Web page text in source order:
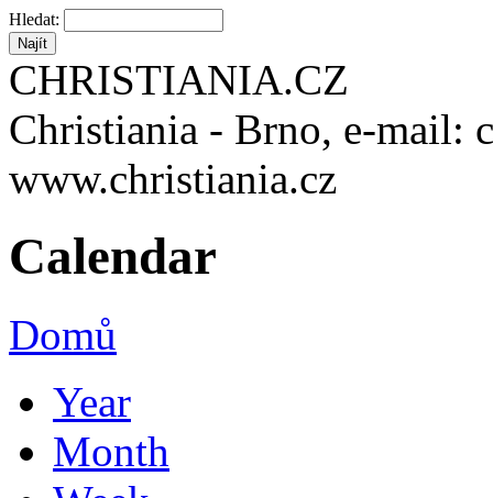
Hledat:
CHRISTIANIA.CZ
Christiania - Brno, e-mail:
www.christiania.cz
Calendar
Domů
Year
Month